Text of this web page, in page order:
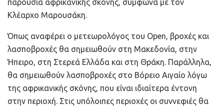
παρουσία αφρικανικής σκόνης, σύμφωνα με τον
Κλέαρχο Μαρουσάκη.
Όπως αναφέρει ο μετεωρολόγος του Open, βροχές και
λασποβροχές θα σημειωθούν στη Μακεδονία, στην
Ήπειρο, στη Στερεά Ελλάδα και στη Θράκη. Παράλληλα,
θα σημειωθούν λασποβροχές στο Βόρειο Αιγαίο λόγω
της αφρικανικής σκόνης, που είναι ιδιαίτερα έντονη
στην περιοχή. Στις υπόλοιπες περιοχές οι συννεφιές θα